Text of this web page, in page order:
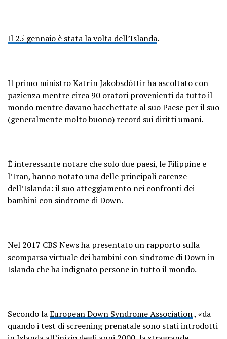
Il 25 gennaio è stata la volta dell’Islanda.
Il primo ministro Katrín Jakobsdóttir ha ascoltato con
pazienza mentre circa 90 oratori provenienti da tutto il
mondo mentre davano bacchettate al suo Paese per il suo
(generalmente molto buono) record sui diritti umani.
È interessante notare che solo due paesi, le Filippine e
l’Iran, hanno notato una delle principali carenze
dell’Islanda: il suo atteggiamento nei confronti dei
bambini con sindrome di Down.
Nel 2017 CBS News ha presentato un rapporto sulla
scomparsa virtuale dei bambini con sindrome di Down in
Islanda che ha indignato persone in tutto il mondo.
Secondo laEuropean Down Syndrome Association, «da
quando i test di screening prenatale sono stati introdotti